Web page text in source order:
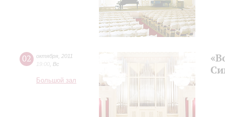
02 октября 2011
19:00 Вс
Большой зал